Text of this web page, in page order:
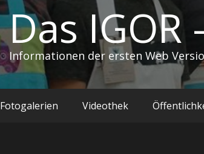
Das IGOR
Informationen der ersten Web
Fotogalerien Videothek